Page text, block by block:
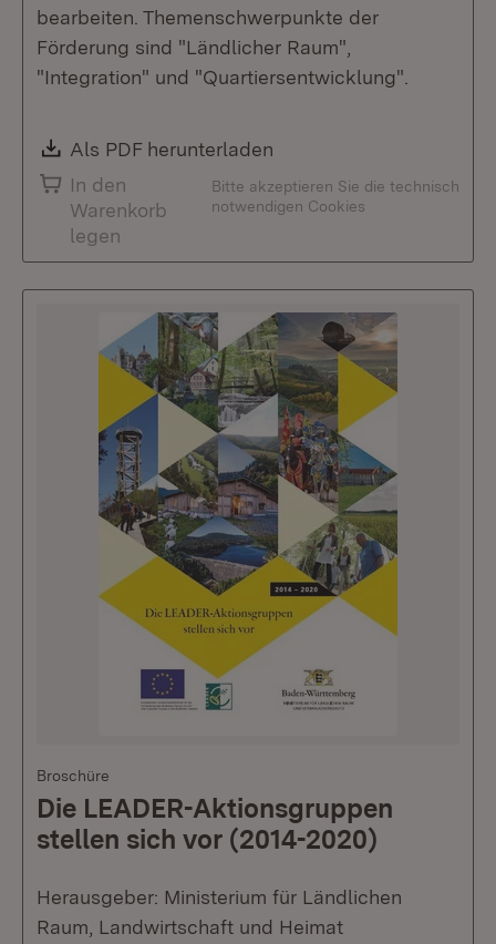
bearbeiten. Themenschwerpunkte der
Förderung sind "Ländlicher Raum",
"Integration" und "Quartiersentwicklung".
Download:
Als PDF herunterladen
In den
Warenkorb
legen
Bitte akzeptieren Sie die technisch
notwendigen Cookies
Broschüre
Die LEADER-Aktionsgruppen
stellen sich vor (2014-2020)
Herausgeber: Ministerium für Ländlichen
Raum, Landwirtschaft und Heimat